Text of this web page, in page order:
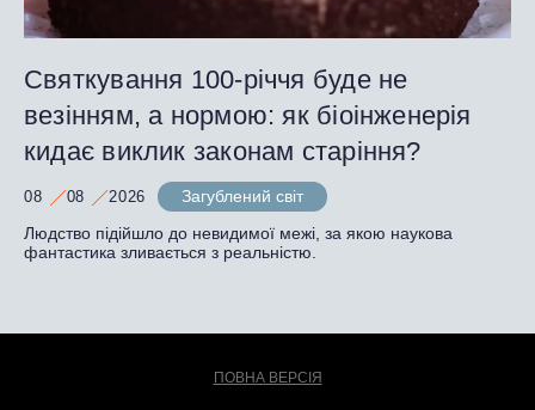
Святкування 100-річчя буде не
везінням, а нормою: як біоінженерія
кидає виклик законам старіння?
08 08 2026
Загублений світ
Людство підійшло до невидимої межі, за якою наукова
фантастика зливається з реальністю.
ПОВНА ВЕРСІЯ